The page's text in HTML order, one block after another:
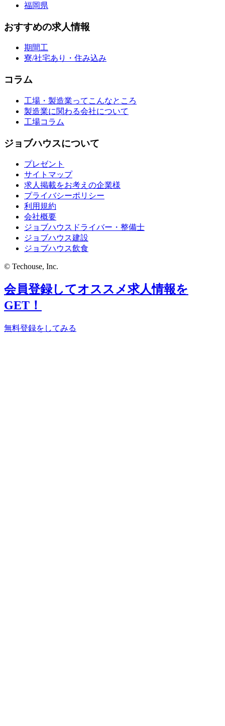
福岡県
おすすめの求人情報
期間工
寮/社宅あり・住み込み
コラム
工場・製造業ってこんなところ
製造業に関わる会社について
工場コラム
ジョブハウスについて
プレゼント
サイトマップ
求人掲載をお考えの企業様
プライバシーポリシー
利用規約
会社概要
ジョブハウスドライバー・整備士
ジョブハウス建設
ジョブハウス飲食
© Techouse, Inc.
会員登録してオススメ求人情報を
GET！
無料登録をしてみる